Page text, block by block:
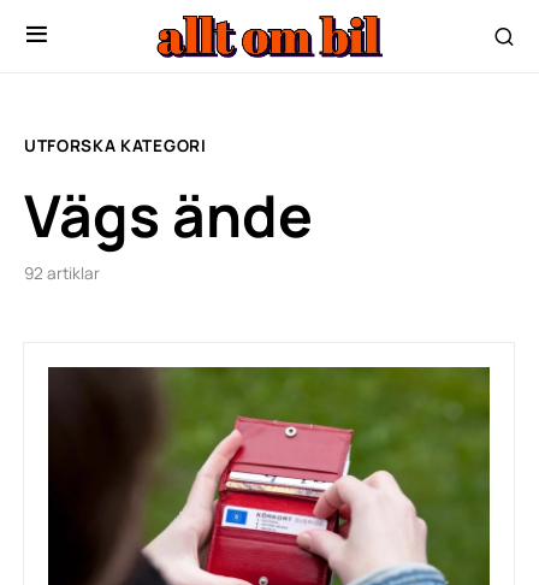
UTFORSKA KATEGORI
Vägs ände
92 artiklar